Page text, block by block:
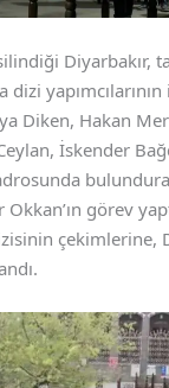
Diyarbakır,
Diken, Hakan
İskender
görev
çekimlerine,